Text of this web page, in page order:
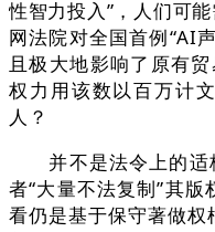
性智力投入”，人们可
网法院对全国首例“AI
且极大地影响了原有
权力用该数以百万计
人？
并不是法令上的适
者“大量不法复制”其
看仍是基于保守著做